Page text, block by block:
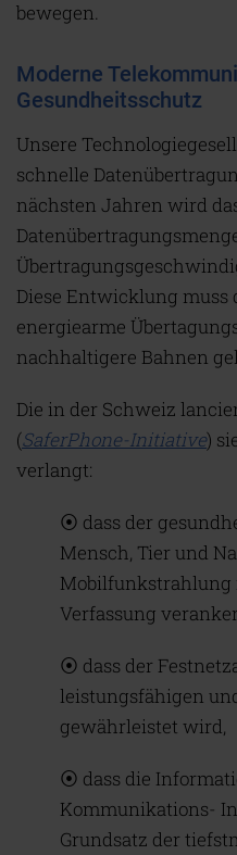
bewegen.
Moderne
Gesundheitsschutz
Unsere
schnelle
nächsten Jahren wird
Diese Entwicklung muss
energiearme
nachhaltigere Bahnen
Die in der Schweiz
(SaferPhone-Initiative)
verlangt:
⦿ dass der
Mensch, Tier und
Mobilfunkstrahlung
Verfassung
⦿ dass der
leistungsfähigen
gewährleistet wird,
⦿ dass die
Kommunikations-
Grundsatz der